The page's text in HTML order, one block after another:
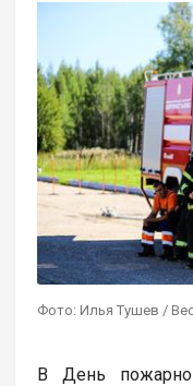
Фото: Илья Тушев /
В День